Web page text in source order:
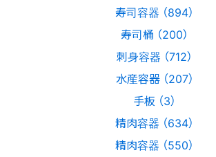
寿司容器 （894）
寿司桶 （200）
刺身容器 （712）
水産容器 （207）
手板 （3）
精肉容器 （634）
精肉容器 （550）